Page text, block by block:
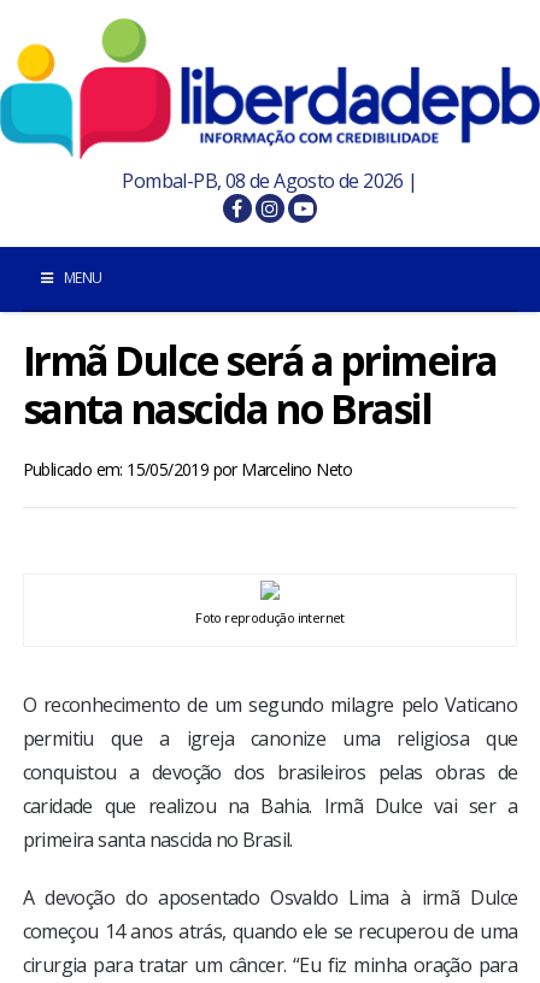
Pombal-PB, 08 de Agosto de 2026 |
MENU
INÍCIO
POMBAL E REGIÃO
PARAÍBA
ENTRETENIMENTO
TV LPB
FOTOS
Irmã Dulce será a primeira
santa nascida no Brasil
Publicado em: 15/05/2019 porMarcelino Neto
Foto reprodução internet
O reconhecimento de um segundo milagre pelo Vaticano
permitiu que a igreja canonize uma religiosa que
conquistou a devoção dos brasileiros pelas obras de
caridade que realizou na Bahia. Irmã Dulce vai ser a
primeira santa nascida no Brasil.
A devoção do aposentado Osvaldo Lima à irmã Dulce
começou 14 anos atrás, quando ele se recuperou de uma
cirurgia para tratar um câncer. “Eu fiz minha oração para